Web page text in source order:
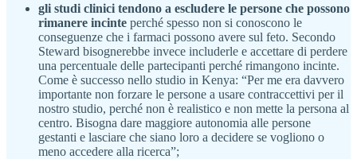
gli studi clinici tendono a escludere le persone che possono
rimanere incinte perché spesso non si conoscono le
conseguenze che i farmaci possono avere sul feto. Secondo
Steward bisognerebbe invece includerle e accettare di perdere
una percentuale delle partecipanti perché rimangono incinte.
Come è successo nello studio in Kenya: “Per me era davvero
importante non forzare le persone a usare contraccettivi per il
nostro studio, perché non è realistico e non mette la persona al
centro. Bisogna dare maggiore autonomia alle persone
gestanti e lasciare che siano loro a decidere se vogliono o
meno accedere alla ricerca”;